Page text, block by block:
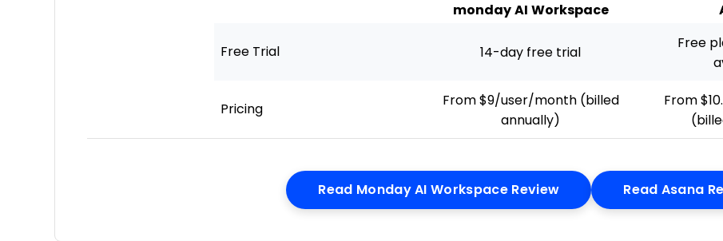
monday AI Workspace
Free Trial 14-day free trial
Free
Pricing
From $9/user/month (billed
annually)
From
Read Monday AI Workspace ReviewOpens New Window
Read Asana